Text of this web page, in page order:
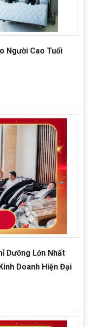
Người Cao Tuổi
Dưỡng Lớn Nhất
Doanh Hiện Đại